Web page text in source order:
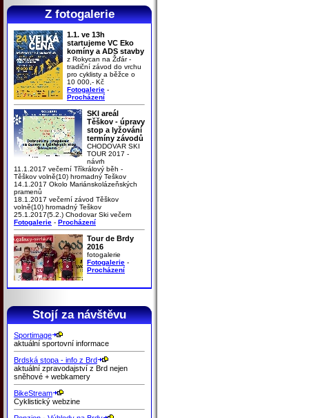
Z fotogalerie
1.1. ve 13h
startujeme VC Eko
komíny a ADS stavby
z Rokycan na Žďár -
tradiční závod do vrchu
pro cyklisty a běžce o
10 000,- Kč
Fotogalerie -
Procházení
SKI areál
Těškov - úpravy
stop a lyžování
termíny závodů
CHODOVAR SKI
TOUR 2017 -
návrh
11.1.2017 večerní Tříkrálový běh -
Těškov volně(10) hromadný Teškov
14.1.2017 Okolo Mariánskolázeňských
pramenů
18.1.2017 večerní závod Těškov
volně(10) hromadný Teškov
25.1.2017(5.2.) Chodovar Ski večern
Fotogalerie - Procházení
Tour de Brdy
2016
fotogalerie
Fotogalerie -
Procházení
Stojí za návštěvu
Sportimage
aktuální sportovní informace
Brdská stopa - info z Brd
aktuální zpravodajství z Brd nejen
sněhové + webkamery
BikeStream
Cyklistický webzine